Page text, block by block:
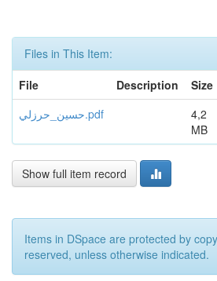
Files in This Item:
File
Description Size
حسين_حرزلي.pdf
4,2
MB
Show full item record
Items in DSpace are protected by
reserved, unless otherwise indicated.